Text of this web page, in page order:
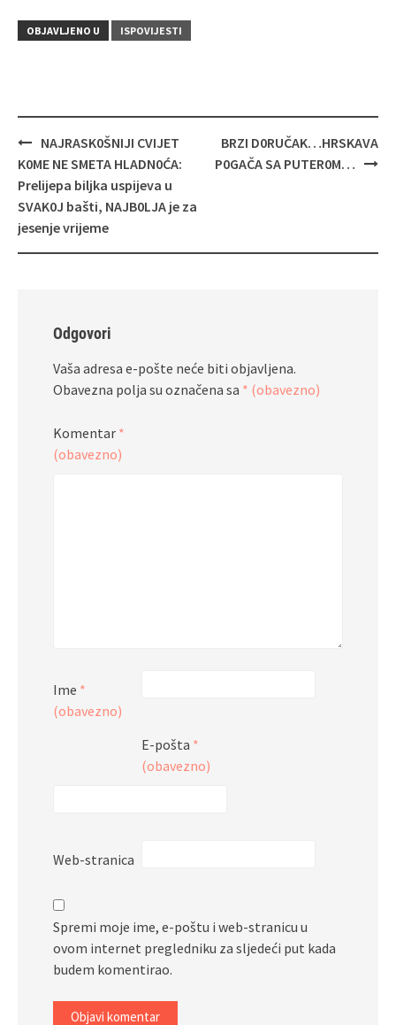
OBJAVLJENO U ISPOVIJESTI
Navigacija
objava
NAJRASK0ŠNIJI CVIJET
K0ME NE SMETA HLADN0ĆA:
Prelijepa biljka uspijeva u
SVAK0J bašti, NAJB0LJA je za
jesenje vrijeme
BRZI D0RUČAK…HRSKAVA
P0GAČA SA PUTER0M…
Odgovori
Vaša adresa e-pošte neće biti objavljena.
Obavezna polja su označena sa * (obavezno)
Komentar *
(obavezno)
Ime *
(obavezno)
E-pošta *
(obavezno)
Web-stranica
Spremi moje ime, e-poštu i web-stranicu u
ovom internet pregledniku za sljedeći put kada
budem komentirao.